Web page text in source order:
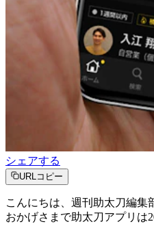
シェアする
URLコピー
こんにちは、週刊助太刀編集
おかげさまで助太刀アプリは